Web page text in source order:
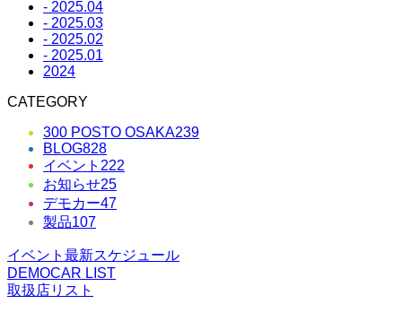
- 2025.04
- 2025.03
- 2025.02
- 2025.01
2024
CATEGORY
300 POSTO OSAKA239
BLOG828
イベント 222
お知らせ25
デモカー47
製品107
イベント最新スケジュール
DEMOCAR LIST
取扱店リスト